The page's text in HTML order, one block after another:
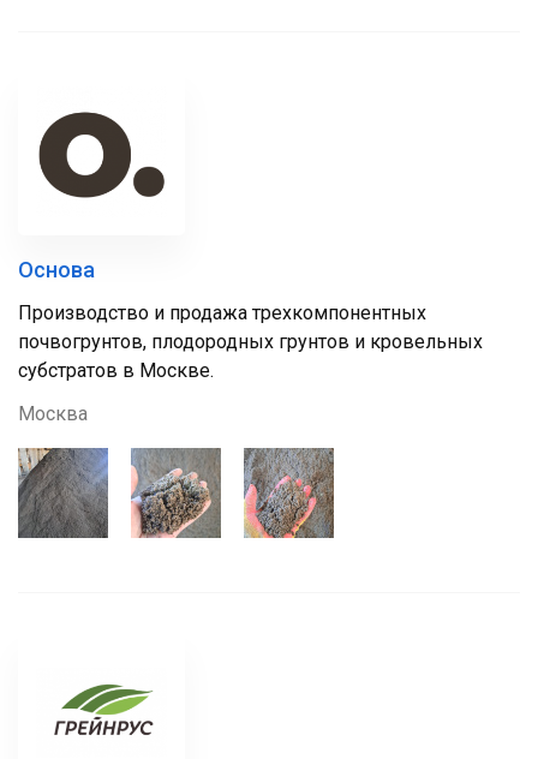
Основа
Производство и продажа трехкомпонентных
почвогрунтов, плодородных грунтов и кровельных
субстратов в Москве.
Москва